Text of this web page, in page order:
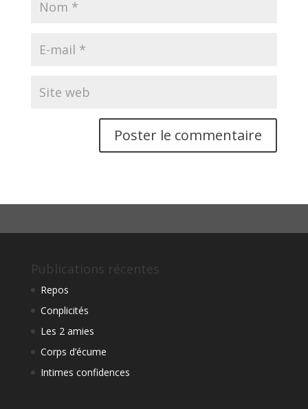
Publications récentes
Repos
Conplicités
Les 2 amies
Corps d’écume
Intimes confidences